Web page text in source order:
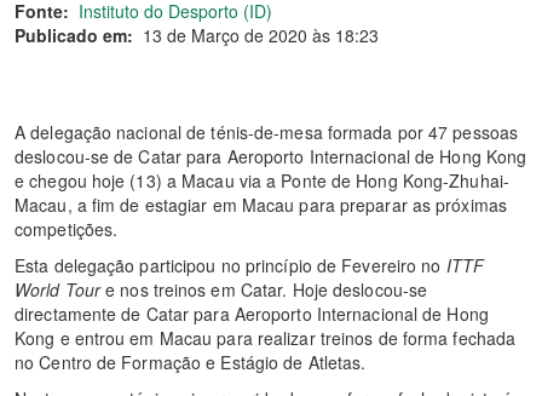
Fonte: Instituto do Desporto (ID)
Publicado em: 13 de Março de 2020 às 18:23
A delegação nacional de ténis-de-mesa formada por 47 pessoas
deslocou-se de Catar para Aeroporto Internacional de Hong Kong
e chegou hoje (13) a Macau via a Ponte de Hong Kong-Zhuhai-
Macau, a fim de estagiar em Macau para preparar as próximas
competições.
Esta delegação participou no princípio de Fevereiro no ITTF
World Toure nos treinos em Catar. Hoje deslocou-se
directamente de Catar para Aeroporto Internacional de Hong
Kong e entrou em Macau para realizar treinos de forma fechada
no Centro de Formação e Estágio de Atletas.